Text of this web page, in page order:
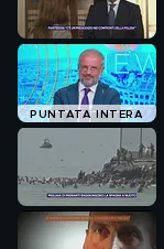
PUNTATA INTERA